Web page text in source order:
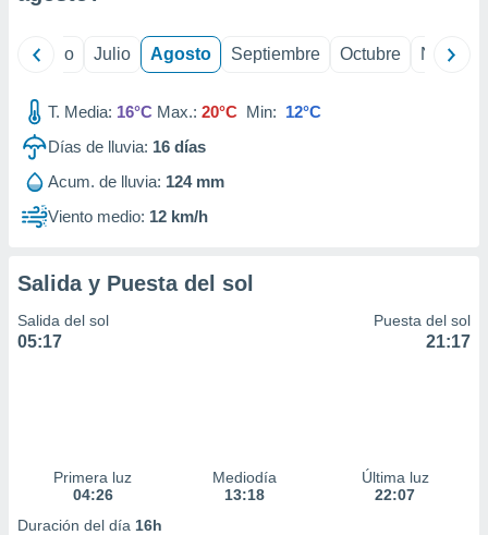
Junio Julio Agosto Septiembre Octubre
T. Media: 16°C Max.: 20°C Min: 12°C
Días de lluvia: 16 días
Acum. de lluvia: 124 mm
Viento medio: 12 km/h
Salida y Puesta del sol
Salida del sol
05:17
Puesta del sol
21:17
Primera luz
04:26
Mediodía
13:18
Última luz
22:07
Duración del día 16h